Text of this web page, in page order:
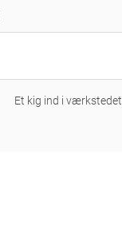
Et kig ind i værkstedet